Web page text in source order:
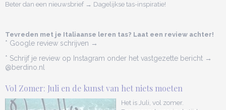
Beter dan een nieuwsbrief → Dagelijkse tas-inspiratie!
Tevreden met je Italiaanse leren tas? Laat een review achter!
* Google review schrijven →
* Schrijf je review op Instagram onder het vastgezette bericht →
@berdino.nl
Vol Zomer: Juli en de kunst van het niets moeten
Het is Juli, vol zomer.